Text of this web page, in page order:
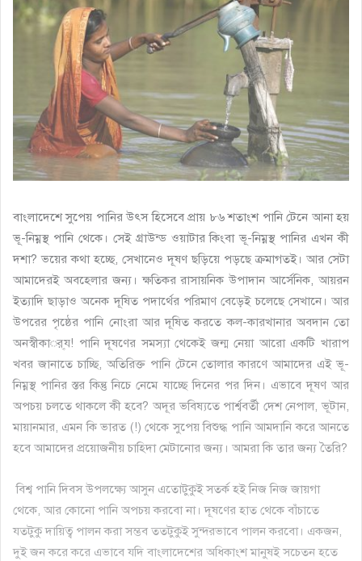
বাংলাদেশে সুপেয় পানির উৎস হিসেবে প্রায় ৮৬ শতাংশ পানি টেনে আনা হয়
ভূ-নিম্নস্থ পানি থেকে। সেই গ্রাউন্ড ওয়াটার কিংবা ভূ-নিম্নস্থ পানির এখন কী
দশা? ভয়ের কথা হচ্ছে, সেখানেও দূষণ ছড়িয়ে পড়ছে ক্রমাগতই। আর সেটা
আমাদেরই অবহেলার জন্য। ক্ষতিকর রাসায়নিক উপাদান আর্সেনিক, আয়রন
ইত্যাদি ছাড়াও অনেক দূষিত পদার্থের পরিমাণ বেড়েই চলেছে সেখানে। আর
উপরের পৃষ্ঠের পানি নোংরা আর দূষিত করতে কল-কারখানার অবদান তো
অনস্বীকার্‍্য! পানি দূষণের সমস্যা থেকেই জন্ম নেয়া আরো একটি খারাপ
খবর জানাতে চাচ্ছি, অতিরিক্ত পানি টেনে তোলার কারণে আমাদের এই ভূ-
নিম্নস্থ পানির স্তর কিন্তু নিচে নেমে যাচ্ছে দিনের পর দিন। এভাবে দূষণ আর
অপচয় চলতে থাকলে কী হবে? অদূর ভবিষ্যতে পার্শ্ববর্তী দেশ নেপাল, ভূটান,
মায়ানমার, এমন কি ভারত (!) থেকে সুপেয় বিশুদ্ধ পানি আমদানি করে আনতে
হবে আমাদের প্রয়োজনীয় চাহিদা মেটানোর জন্য। আমরা কি তার জন্য তৈরি?
বিশ্ব পানি দিবস উপলক্ষ্যে আসুন এতোটুকুই সতর্ক হই নিজ নিজ জায়গা
থেকে, আর কোনো পানি অপচয় করবো না। দূষণের হাত থেকে বাঁচাতে
যতটুকু দায়িত্ব পালন করা সম্ভব ততটুকুই সুন্দরভাবে পালন করবো। একজন,
দুই জন করে করে এভাবে যদি বাংলাদেশের অধিকাংশ মানুষই সচেতন হতে